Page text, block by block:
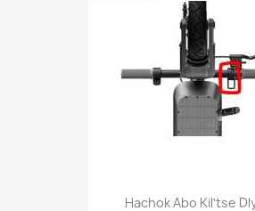
Hachok Abo Kilʹtse